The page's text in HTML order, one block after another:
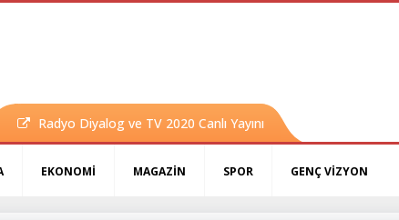
Radyo Diyalog ve TV 2020 Canlı Yayını
EKONOMİ MAGAZİN SPOR GENÇ VİZYON